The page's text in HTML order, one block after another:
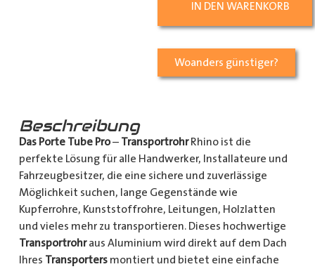
IN DEN WARENKORB
Woanders günstiger?
Beschreibung
Das Porte Tube Pro– TransportrohrRhino ist die
perfekte Lösung für alle Handwerker, Installateure und
Fahrzeugbesitzer, die eine sichere und zuverlässige
Möglichkeit suchen, lange Gegenstände wie
Kupferrohre, Kunststoffrohre, Leitungen, Holzlatten
und vieles mehr zu transportieren. Dieses hochwertige
Transportrohraus Aluminium wird direkt auf dem Dach
Ihres Transportersmontiert und bietet eine einfache